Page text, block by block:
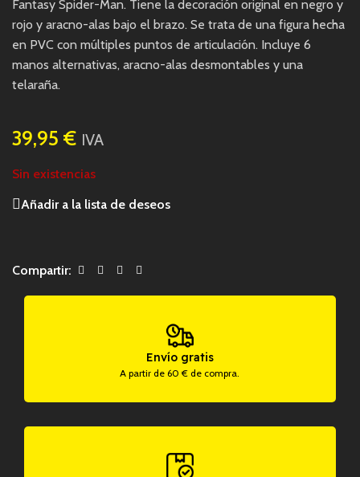
Fantasy Spider-Man. Tiene la decoración original en negro y
rojo y aracno-alas bajo el brazo. Se trata de una figura hecha
en PVC con múltiples puntos de articulación. Incluye 6
manos alternativas, aracno-alas desmontables y una
telaraña.
39,95 € IVA
Sin existencias
Añadir a la lista de deseos
Compartir:
Envío gratis
A partir de 60 € de compra.